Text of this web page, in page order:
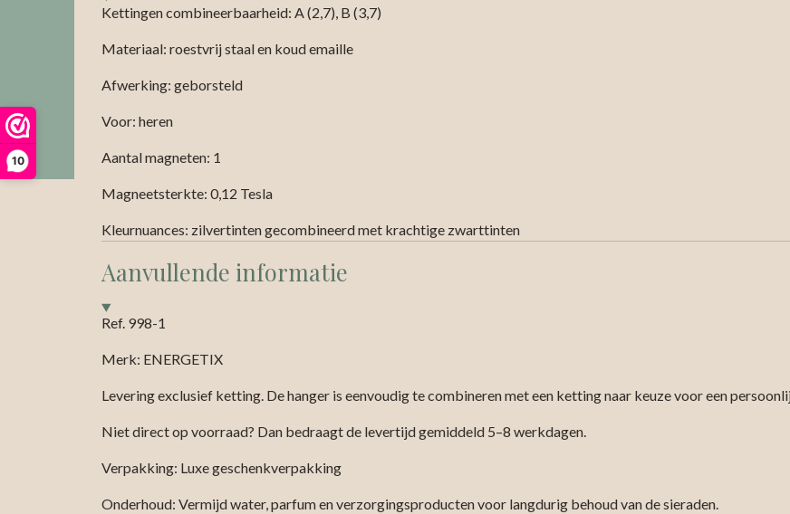
10
Kettingen combineerbaarheid: A (2,7), B (3,7)
Materiaal: roestvrij staal en koud emaille
Afwerking: geborsteld
Voor: heren
Aantal magneten: 1
Magneetsterkte: 0,12 Tesla
Kleurnuances: zilvertinten gecombineerd met krachtige zwarttinten
Aanvullende informatie
Ref. 998-1
Merk: ENERGETIX
Levering exclusief ketting. De hanger is eenvoudig te combineren met een ketting naar keuze voor een
Niet direct op voorraad? Dan bedraagt de levertijd gemiddeld 5–8 werkdagen.
Verpakking: Luxe geschenkverpakking
Onderhoud: Vermijd water, parfum en verzorgingsproducten voor langdurig behoud van de sieraden.